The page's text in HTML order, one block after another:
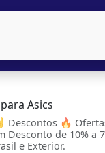
Asics
Descontos 🔥
Desconto de 10% a
e Exterior.